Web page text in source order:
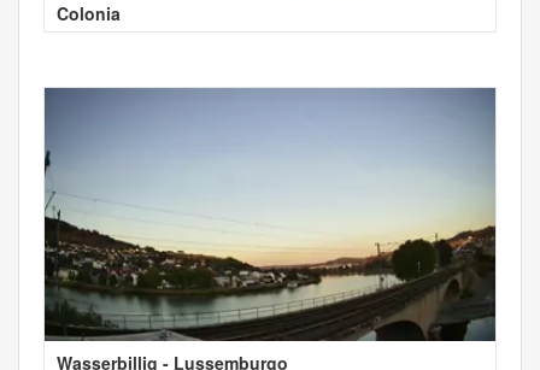
Colonia
Wasserbillig - Lussemburgo